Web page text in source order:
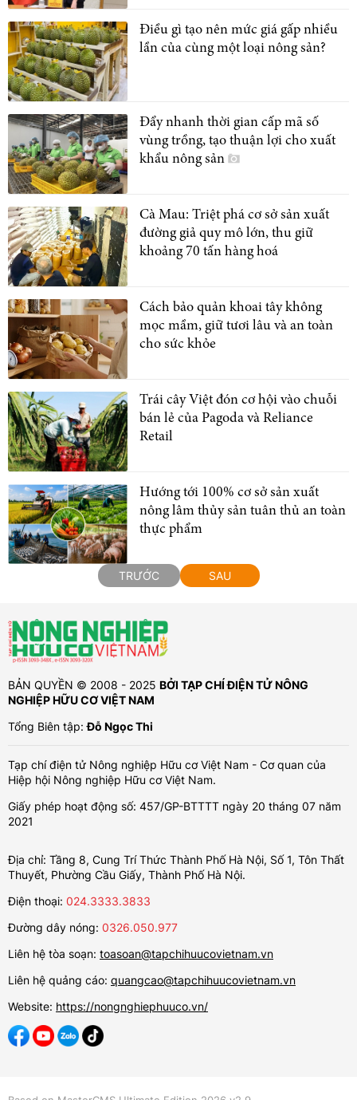
Điều gì tạo nên mức giá gấp nhiều
lần của cùng một loại nông sản?
Đẩy nhanh thời gian cấp mã số
vùng trồng, tạo thuận lợi cho xuất
khẩu nông sản
Cà Mau: Triệt phá cơ sở sản xuất
đường giả quy mô lớn, thu giữ
khoảng 70 tấn hàng hoá
Cách bảo quản khoai tây không
mọc mầm, giữ tươi lâu và an toàn
cho sức khỏe
Trái cây Việt đón cơ hội vào chuỗi
bán lẻ của Pagoda và Reliance
Retail
Hướng tới 100% cơ sở sản xuất
nông lâm thủy sản tuân thủ an toàn
thực phẩm
TRƯỚC SAU
BẢN QUYỀN © 2008 - 2025 BỞI TẠP CHÍ ĐIỆN TỬ NÔNG
NGHIỆP HỮU CƠ VIỆT NAM
Tổng Biên tập:Đỗ Ngọc Thi
Tạp chí điện tử Nông nghiệp Hữu cơ Việt Nam - Cơ quan của
Hiệp hội Nông nghiệp Hữu cơ Việt Nam.
Giấy phép hoạt động số: 457/GP-BTTTT ngày 20 tháng 07 năm
2021
Địa chỉ: Tầng 8, Cung Trí Thức Thành Phố Hà Nội, Số 1, Tôn Thất
Thuyết, Phường Cầu Giấy, Thành Phố Hà Nội.
Điện thoại: 024.3333.3833
Đường dây nóng: 0326.050.977
Liên hệ tòa soạn: toasoan@tapchihuucovietnam.vn
Liên hệ quảng cáo: quangcao@tapchihuucovietnam.vn
Website: https://nongnghiephuuco.vn/